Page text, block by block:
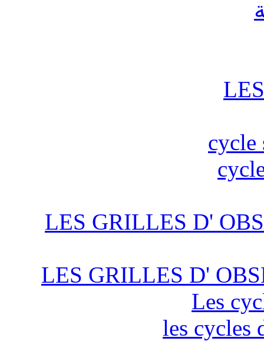
cycle
LES GRILLES D'
LES GRILLES D'
Les
les cycles